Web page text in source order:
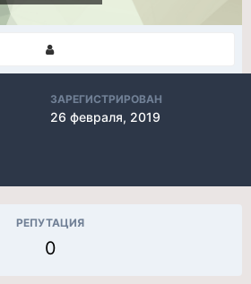
ЗАРЕГИСТРИРОВАН
26 февраля, 2019
РЕПУТАЦИЯ
0